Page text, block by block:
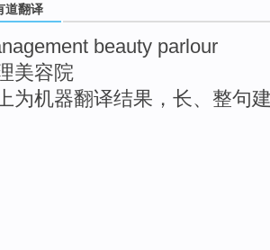
道翻译
beauty parlour
美容院
为机器翻译结果，长、整句